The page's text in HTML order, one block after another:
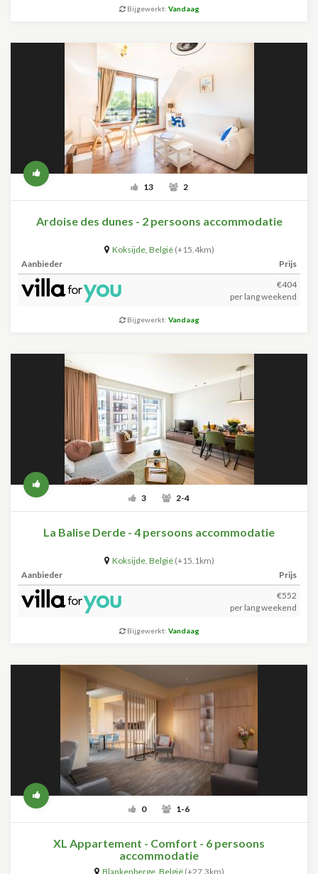
Bijgewerkt: Vandaag
13 2
Ardoise des dunes - 2 persoons accommodatie
Koksijde, België (+15.4km)
Aanbieder
Prijs
€404
per lang weekend
Bijgewerkt: Vandaag
3 2-4
La Balise Derde - 4 persoons accommodatie
Koksijde, België (+15.1km)
Aanbieder
Prijs
€552
per lang weekend
Bijgewerkt: Vandaag
0 1-6
XL Appartement - Comfort - 6 persoons
accommodatie
Blankenberge, België (+27.3km)